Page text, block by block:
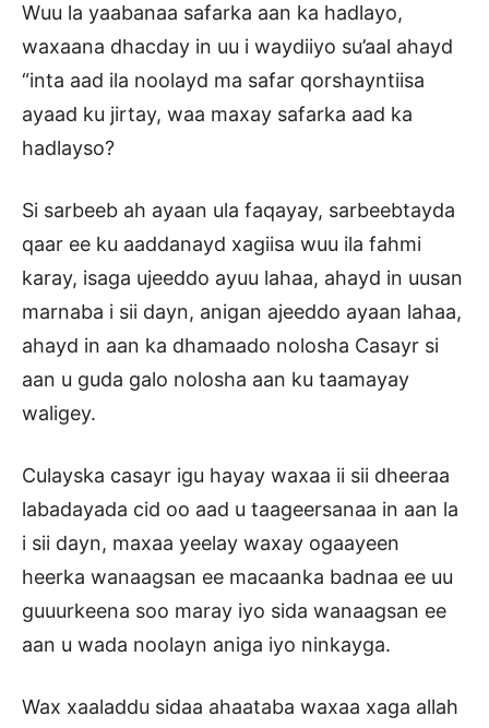
Wuu la yaabanaa safarka aan ka hadlayo,
waxaana dhacday in uu i waydiiyo su’aal ahayd
“inta aad ila noolayd ma safar qorshayntiisa
ayaad ku jirtay, waa maxay safarka aad ka
hadlayso?
Si sarbeeb ah ayaan ula faqayay, sarbeebtayda
qaar ee ku aaddanayd xagiisa wuu ila fahmi
karay, isaga ujeeddo ayuu lahaa, ahayd in uusan
marnaba i sii dayn, anigan ajeeddo ayaan lahaa,
ahayd in aan ka dhamaado nolosha Casayr si
aan u guda galo nolosha aan ku taamayay
waligey.
Culayska casayr igu hayay waxaa ii sii dheeraa
labadayada cid oo aad u taageersanaa in aan la
i sii dayn, maxaa yeelay waxay ogaayeen
heerka wanaagsan ee macaanka badnaa ee uu
guuurkeena soo maray iyo sida wanaagsan ee
aan u wada noolayn aniga iyo ninkayga.
Wax xaaladdu sidaa ahaataba waxaa xaga allah